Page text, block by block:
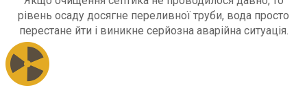
рівень осаду досягне переливної труби, вода просто
перестане йти і виникне серйозна аварійна ситуація.